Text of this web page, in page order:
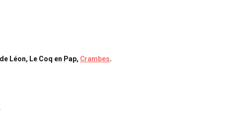
Léon, Le Coq en Pap, Crambes.